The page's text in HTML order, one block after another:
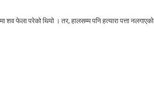
शव फेला परेको थियो । तर, हालसम्म पनि हत्यारा पत्ता नलगाएको